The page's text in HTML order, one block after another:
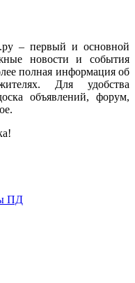
– первый и основной
новости и события
полная информация об
Для удобства
объявлений, форум,
ПД